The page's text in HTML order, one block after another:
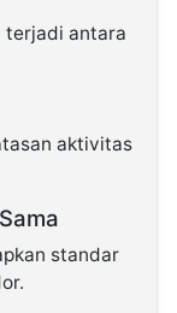
terjadi antara
aktivitas
standar